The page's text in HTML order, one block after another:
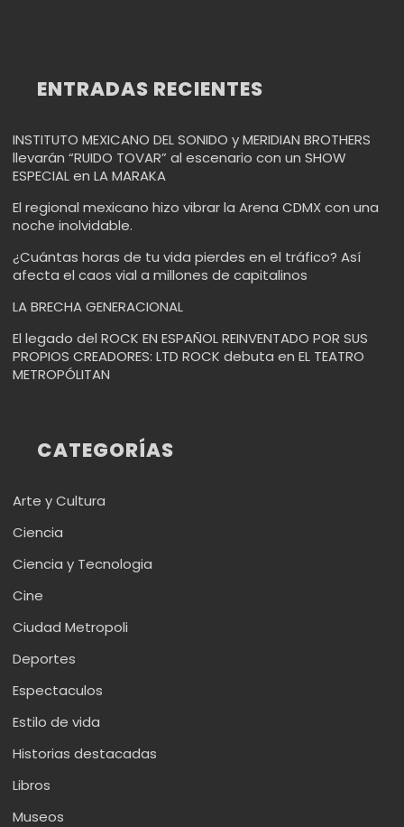
ENTRADAS RECIENTES
INSTITUTO MEXICANO DEL SONIDO y MERIDIAN BROTHERS
llevarán “RUIDO TOVAR” al escenario con un SHOW
ESPECIAL en LA MARAKA
El regional mexicano hizo vibrar la Arena CDMX con una
noche inolvidable.
¿Cuántas horas de tu vida pierdes en el tráfico? Así
afecta el caos vial a millones de capitalinos
LA BRECHA GENERACIONAL
El legado del ROCK EN ESPAÑOL REINVENTADO POR SUS
PROPIOS CREADORES: LTD ROCK debuta en EL TEATRO
METROPÓLITAN
CATEGORÍAS
Arte y Cultura
Ciencia
Ciencia y Tecnologia
Cine
Ciudad Metropoli
Deportes
Espectaculos
Estilo de vida
Historias destacadas
Libros
Museos